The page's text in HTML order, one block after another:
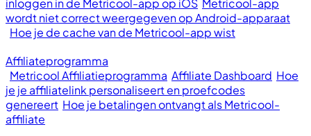
inloggen in de Metricool-app op iOS Metricool-app
wordt niet correct weergegeven op Android-apparaat
Hoe je de cache van de Metricool-app wist
Affiliateprogramma
Metricool Affiliatieprogramma Affiliate Dashboard Hoe
je je affiliatelink personaliseert en proefcodes
genereert Hoe je betalingen ontvangt als Metricool-
affiliate